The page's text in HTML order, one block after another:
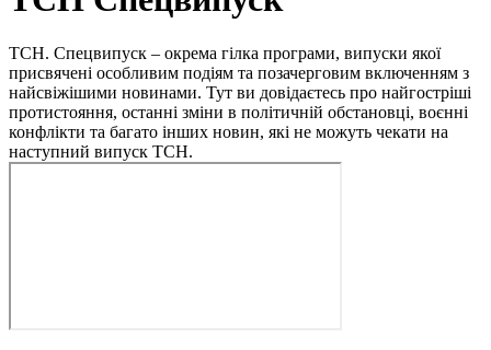
ТСН. Спецвипуск – окрема гілка програми, випуски якої
присвячені особливим подіям та позачерговим включенням з
найсвіжішими новинами. Тут ви довідаєтесь про найгостріші
протистояння, останні зміни в політичній обстановці, воєнні
конфлікти та багато інших новин, які не можуть чекати на
наступний випуск ТСН.